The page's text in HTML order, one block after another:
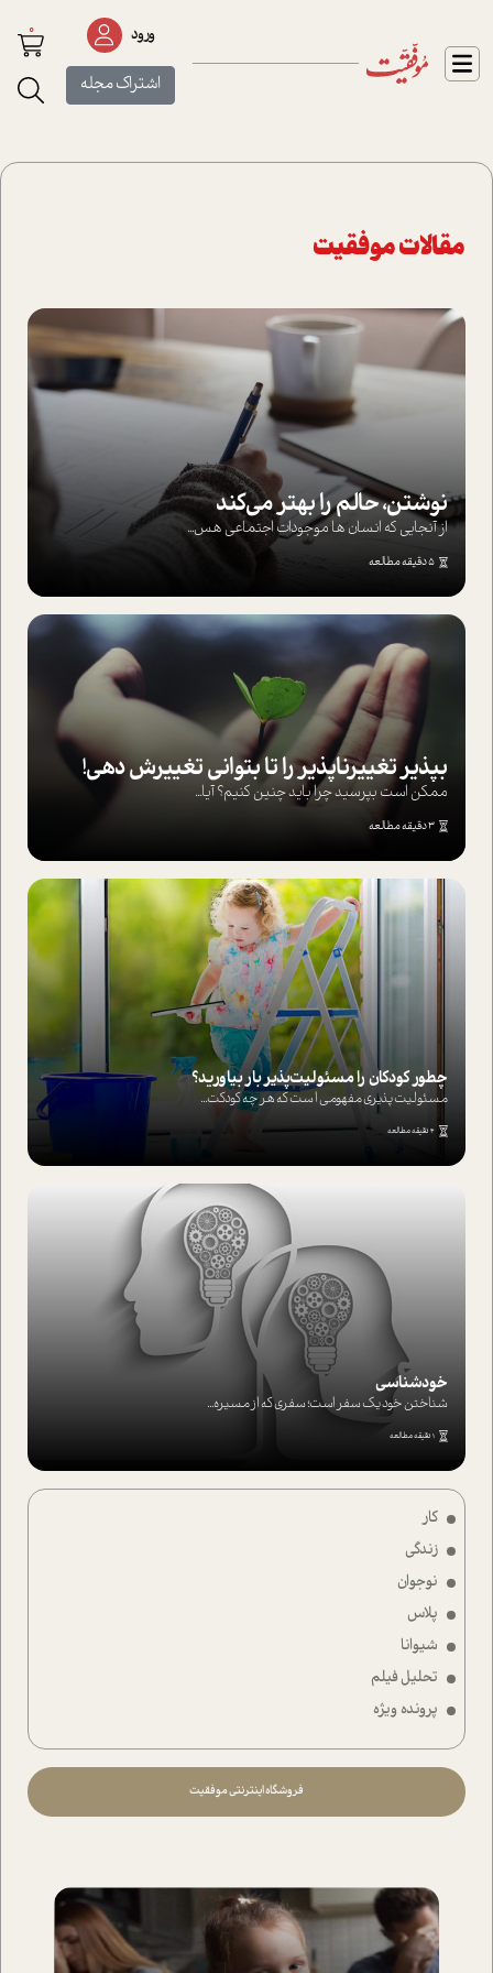
ورود
اشتراک مجله
0
مقالات موفقیت
کار
زندگی
نوجوان
پلاس
شیوانا
تحلیل فیلم
پرونده ویژه
فروشگاه اینترنتی موفقیت
نوشتن، حالم را بهتر می‌کند
از آنجایی که انسان ها موجودات اجتماعی هس...
5 دقیقه مطالعه
بپذير تغييرناپذير را تا بتواني تغييرش دهي!‏
ممکن است بپرسيد چرا بايد چنين کنيم؟ آيا...
3 دقیقه مطالعه
چطور کودکان را مسئولیت‌پذیر بار بیاورید؟
مسئولیت پذیری مفهومی ا ست که هر چه کودکت...
4 دقیقه مطالعه
خودشناسی
شناختن خود یک سفر است؛ سفری که از مسیره...
1 دقیقه مطالعه